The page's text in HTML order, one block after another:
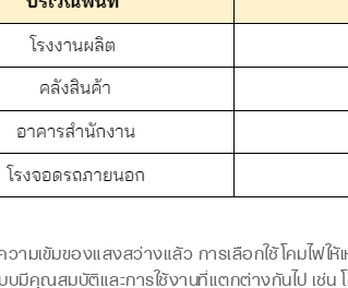
มของแสงสว่างแล้ว การเลือกใช้โคมไฟให้เ
บมีคุณสมบัติและการใช้งานที่แตกต่างกันไป เช่